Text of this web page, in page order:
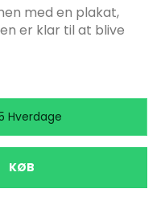
med en plakat,
er klar til at blive
Hverdage
KØB